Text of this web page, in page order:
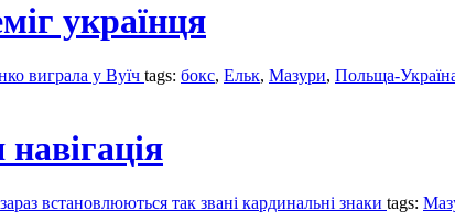
українця
виграла у Вуїч tags: бокс, Ельк, Мазури, Польща-
встановлюються так звані кардинальні знаки tags: